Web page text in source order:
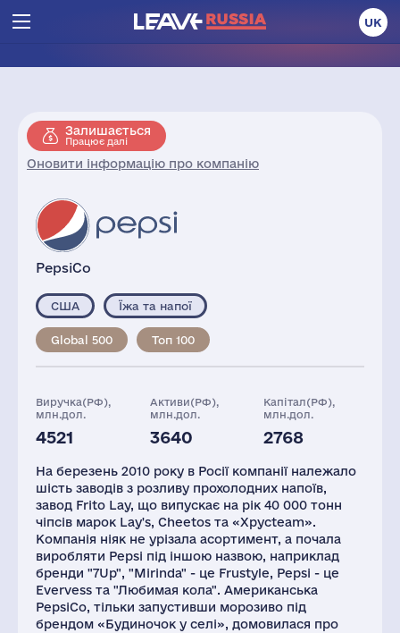
UK
Залишається
Працює далі
Оновити інформацію про компанію
PepsiCo
США Їжа та напої
Global 500 Топ 100
Виручка(РФ),
млн.дол.
4521
Активи(РФ),
млн.дол.
3640
Капітал(РФ),
млн.дол.
2768
млн.дол.
91471 19
2021
60007
Податки(РФ),
млн.дол.
810
На березень 2010 року в Росії компанії належало
шість заводів з розливу прохолодних напоїв,
завод Frito Lay, що випускає на рік 40 000 тонн
чіпсів марок Lay's, Cheetos та «Xpycteam».
Компанія ніяк не урізала асортимент, а почала
виробляти Pepsi під іншою назвою, наприклад
бренди "7Up", "Mirinda" - це Frustyle, Pepsi - це
Evervess та "Любимая кола". Американська
PepsiCo, тільки запустивши морозиво під
брендом «Будиночок у селі», домовилася про